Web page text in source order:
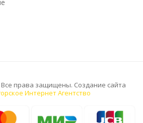
права защищены. Создание сайта
Интернет Агентство